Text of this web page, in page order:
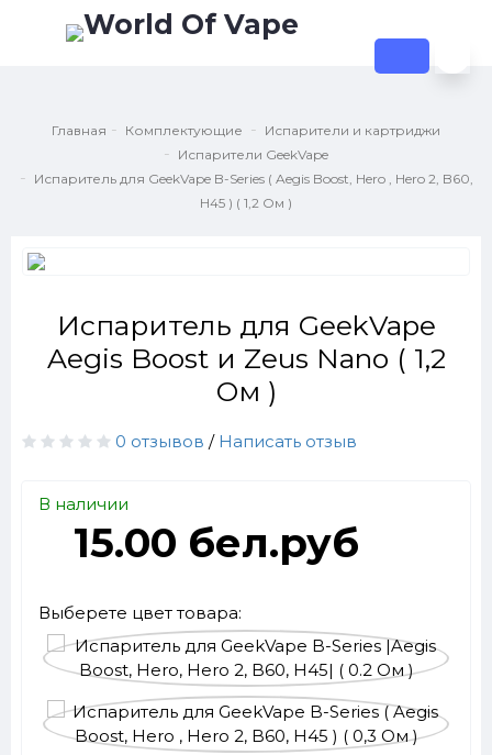
Главная Комплектующие
Испарители и картриджи
Испарители GeekVape
Испаритель для GeekVape B-Series ( Aegis Boost, Hero , Hero 2, B60,
H45 ) ( 1,2 Ом )
Испаритель для GeekVape
Aegis Boost и Zeus Nano ( 1,2
Ом )
0 отзывов / Написать отзыв
В наличии
15.00 бел.руб
Выберете цвет товара: